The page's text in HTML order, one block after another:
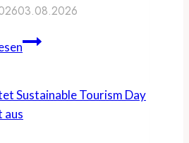
nach
Lindau
03.08.2026
DZT
Tourismus
veranstalten